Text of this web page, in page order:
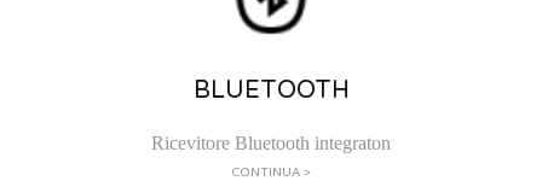
BLUETOOTH
Ricevitore Bluetooth integraton
CONTINUA >